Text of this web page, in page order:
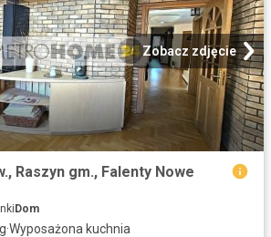
Zobacz zdjęcie
Raszyn gm., Falenty Nowe
Dom
·Wyposażona kuchnia